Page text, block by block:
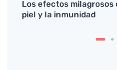
Los efectos milagrosos
piel y la inmunidad